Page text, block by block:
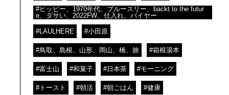
#ヒッピー、1970年代、ブルースリー、backt to the futur
e、ダサい、2022FW、仕入れ、バイヤー
#LAULHERE #小田原
#鳥取、島根、山形、岡山、橋、旅 #箱根湯本
#富士山 #和菓子 #日本茶 #モーニング
#トースト #朝活 #朝ごはん #健康